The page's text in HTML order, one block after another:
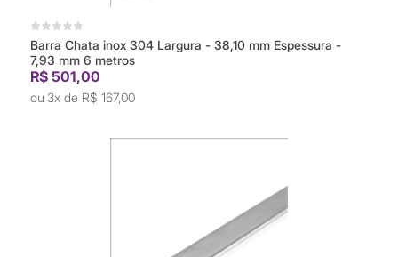
Barra Chata inox 304 Largura - 38,10 mm Espessura -
7,93 mm 6 metros
R$ 501,00
3x de R$ 167,00